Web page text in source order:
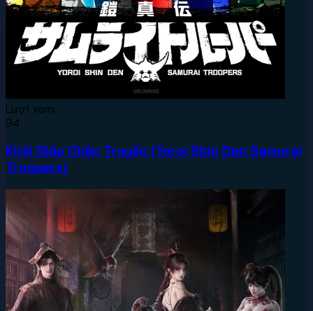
Lượt xem:
94
Khải Giáp Chân Truyền (Yoroi Shin Den Samurai
Troopers)